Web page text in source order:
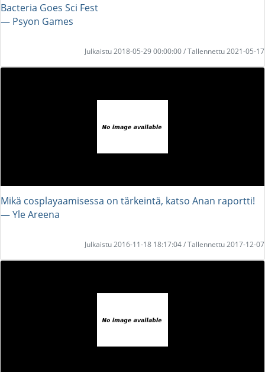
Bacteria Goes Sci Fest
― Psyon Games
Julkaistu 2018-05-29 00:00:00 / Tallennettu 2021-05-17
Mikä cosplayaamisessa on tärkeintä, katso Anan raportti!
― Yle Areena
Julkaistu 2016-11-18 18:17:04 / Tallennettu 2017-12-07